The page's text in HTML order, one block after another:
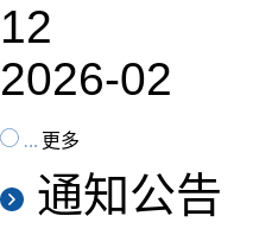
12
2026-02
更多
通知公告